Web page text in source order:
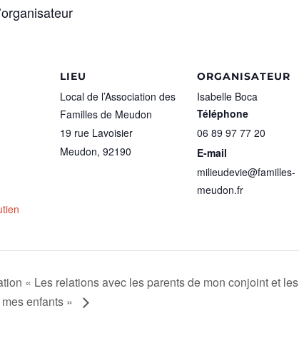
LIEU
Local de l’Association des
Familles de Meudon
19 rue Lavoisier
Meudon, 92190
ORGANISATEUR
Isabelle Boca
Téléphone
06 89 97 77 20
E-mail
milieudevie@familles-
meudon.fr
« Les relations avec les parents de mon conjoint et les
enfants »